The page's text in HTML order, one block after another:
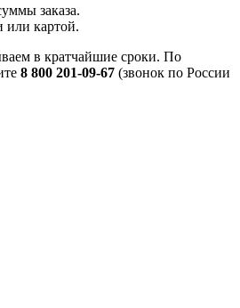
заказа.
картой.
в кратчайшие сроки. По
8 800 201-09-67 (звонок по России